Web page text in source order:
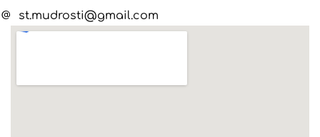
st.mudrosti@gmail.com